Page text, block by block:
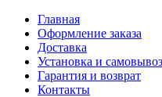
Главная
Оформление заказа
Доставка
Установка и самовывоз
Гарантия и возврат
Контакты